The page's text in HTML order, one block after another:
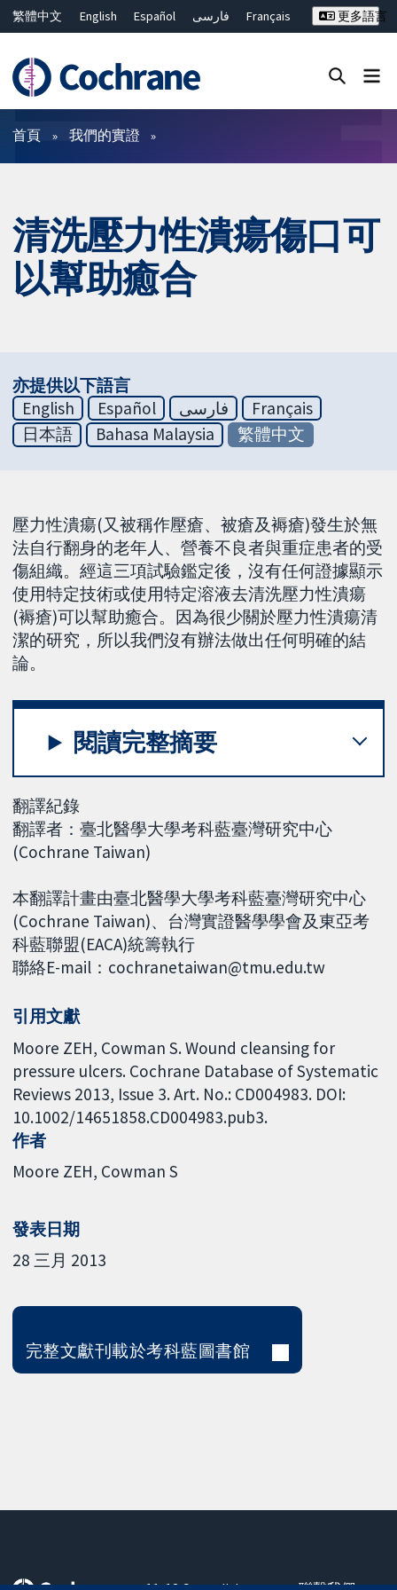
繁體中文 English Español فارسی
Français
ไทย
简体中文
更多語言
篩選條件
首頁 我們的實證
清洗壓力性潰瘍傷口可
以幫助癒合
亦提供以下語言
English
Español فارسی
Français
日本語
Bahasa Malaysia 繁體中文
壓力性潰瘍(又被稱作壓瘡、被瘡及褥瘡)發生於無
法自行翻身的老年人、營養不良者與重症患者的受
傷組織。經這三項試驗鑑定後，沒有任何證據顯示
使用特定技術或使用特定溶液去清洗壓力性潰瘍
(褥瘡)可以幫助癒合。因為很少關於壓力性潰瘍清
潔的研究，所以我們沒有辦法做出任何明確的結
論。
閱讀完整摘要
翻譯紀錄
翻譯者：臺北醫學大學考科藍臺灣研究中心
(Cochrane Taiwan)
本翻譯計畫由臺北醫學大學考科藍臺灣研究中心
(Cochrane Taiwan)、台灣實證醫學學會及東亞考
科藍聯盟(EACA)統籌執行
聯絡E-mail：cochranetaiwan@tmu.edu.tw
引用文獻
Moore ZEH, Cowman S. Wound cleansing for
pressure ulcers. Cochrane Database of Systematic
Reviews 2013, Issue 3. Art. No.: CD004983. DOI:
10.1002/14651858.CD004983.pub3.
作者
Moore ZEH Cowman S
發表日期
28 三月 2013
完整文獻刊載於考科藍圖書館